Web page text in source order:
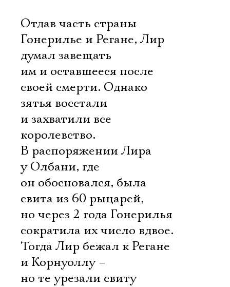
Отдав часть страны
Гонерилье и Регане, Лир
думал завещать
им и оставшееся после
своей смерти. Однако
зятья восстали
и захватили все
королевство.
В распоряжении Лира
у Олбани, где
он обосновался, была
свита из 60 рыцарей,
но через 2 года Гонерилья
сократила их число вдвое.
Тогда Лир бежал к Регане
и Корнуоллу –
но те урезали свиту